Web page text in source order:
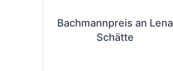
Bachmannpreis an Lena
Schätte